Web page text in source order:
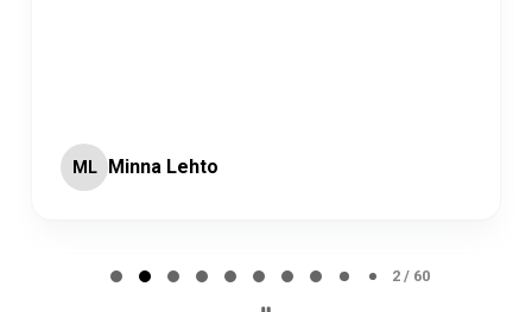
ML Minna Lehto
2 / 60